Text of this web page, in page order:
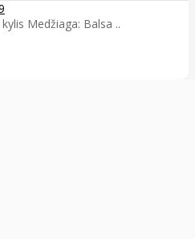
Medžiaga: Balsa ..